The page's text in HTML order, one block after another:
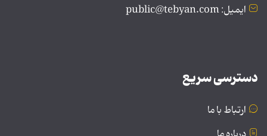
ایمیل: public@tebyan.com
دسترسی سریع
ارتباط با ما